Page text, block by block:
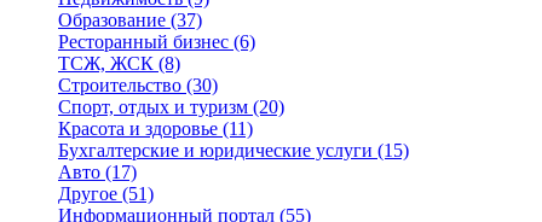
Образование (37)
Ресторанный бизнес (6)
ТСЖ, ЖСК (8)
Строительство (30)
Спорт, отдых и туризм (20)
Красота и здоровье (11)
Бухгалтерские и юридические услуги (15)
Авто (17)
Другое (51)
Информационный портал (55)